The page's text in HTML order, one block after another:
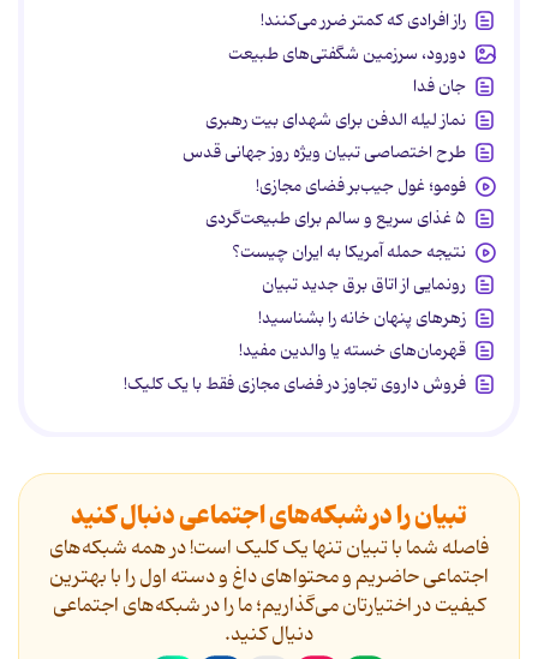
راز افرادی که کمتر ضرر می‌کنند!
دورود، سرزمین شگفتی‌های طبیعت
جان فدا
نماز لیله الدفن برای شهدای بیت رهبری
طرح اختصاصی تبیان ویژه روز جهانی قدس
فومو؛ غول جیب‌بر فضای مجازی!
۵ غذای سریع و سالم برای طبیعت‌گردی
نتیجه حمله آمریکا به ایران چیست؟
رونمایی از اتاق برق جدید تبیان
زهرهای پنهان خانه را بشناسید!
قهرمان‌های خسته یا والدین مفید!
فروش داروی تجاوز در فضای مجازی فقط با یک کلیک!
تبیان را در شبکه‌های اجتماعی دنبال کنید
فاصله شما با تبیان تنها یک کلیک است! در همه شبکه‌های
اجتماعی حاضریم و محتواهای داغ و دسته اول را با بهترین
کیفیت در اختیارتان می‌گذاریم؛ ما را در شبکه‌های اجتماعی
دنیال کنید.